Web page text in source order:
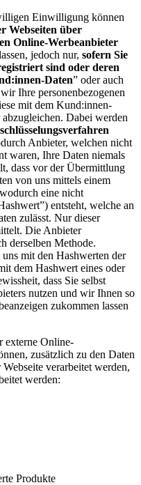
Einwilligung können
Webseiten über
Online-Werbeanbieter
jedoch nur, sofern Sie
sind oder deren
Daten” oder auch
Ihre personenbezogenen
mit dem Kund:innen-
Dabei werden
Anbieter, welchen nicht
waren, Ihre Daten niemals
dass vor der Übermittlung
von uns mittels einem
eine nicht
entsteht, welche an
zulässt. Nur dieser
Die Anbieter
derselben Methode.
mit den Hashwerten der
dem Hashwert eines oder
dass Sie selbst
nutzen und wir Ihnen so
zukommen lassen
externe Online-
zusätzlich zu den Daten
verarbeitet werden,
werden:
Produkte